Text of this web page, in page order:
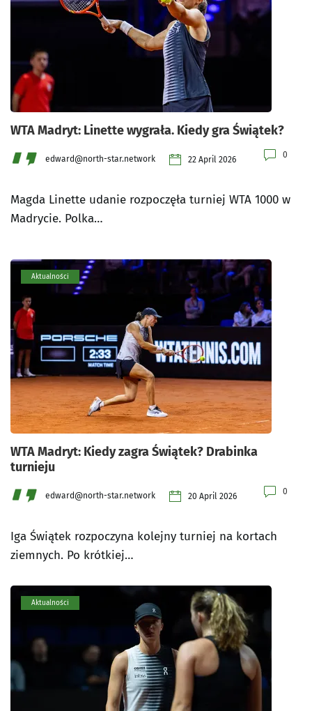
WTA Madryt: Linette wygrała. Kiedy gra Świątek?
edward@north-star.network 22 April 2026 0
Magda Linette udanie rozpoczęła turniej WTA 1000 w
Madrycie. Polka…
Aktualności
WTA Madryt: Kiedy zagra Świątek? Drabinka
turnieju
edward@north-star.network 20 April 2026 0
Iga Świątek rozpoczyna kolejny turniej na kortach
ziemnych. Po krótkiej…
Aktualności